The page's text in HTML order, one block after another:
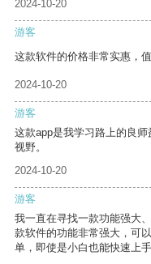
2024-10-20
游客
这款软件的价格非常实惠，值
2024-10-20
游客
这款app是我学习路上的良
视野。
2024-10-20
游客
我一直在寻找一款功能强大
款软件的功能非常强大，可
单，即使是小白也能快速上手